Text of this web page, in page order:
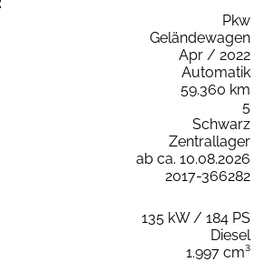
Pkw
Geländewagen
Apr / 2022
Automatik
59.360 km
5
Schwarz
Zentrallager
ab ca. 10.08.2026
2017-366282
135 kW / 184 PS
Diesel
1.997 cm³